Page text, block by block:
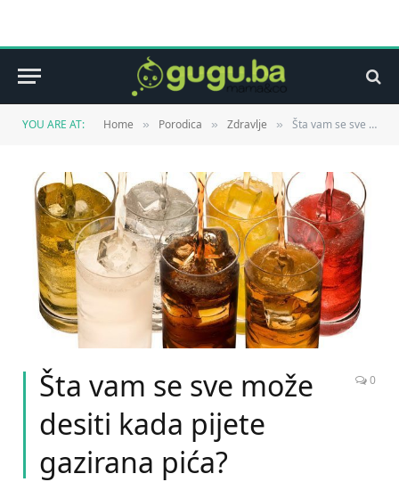
YOU ARE AT: Home » Porodica » Zdravlje » Šta vam se sve može desiti kada pijete gazirana pića?
Šta vam se sve može
desiti kada pijete
gazirana pića?
0